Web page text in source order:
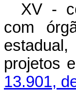
XV -
com
projetos
13.901,